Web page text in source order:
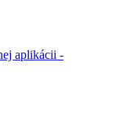
aplikácii -